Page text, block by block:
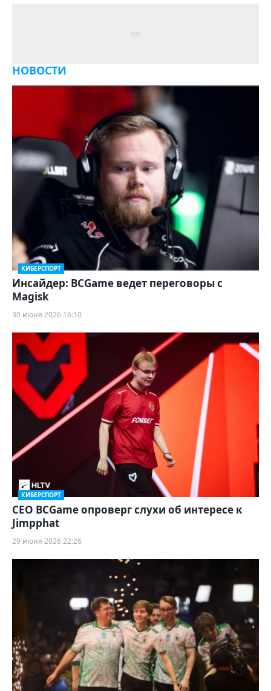
НОВОСТИ
КИБЕРСПОРТ
Инсайдер: BCGame ведет переговоры с
Magisk
30 июня 2026 16:10
КИБЕРСПОРТ
CEO BCGame опроверг слухи об интересе к
Jimpphat
29 июня 2026 22:26